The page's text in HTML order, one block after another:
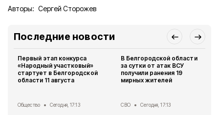
Авторы: Сергей Сторожев
Последние новости
Первый этап конкурса
«Народный участковый»
стартует в Белгородской
области 11 августа
Общество Сегодня, 17:13
В Белгородской области
за сутки от атак ВСУ
получили ранения 19
мирных жителей
СВО Сегодня, 17:13